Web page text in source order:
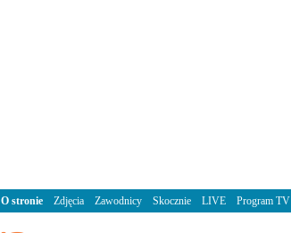
O stronie Zdjęcia Zawodnicy Skocznie LIVE Program TV